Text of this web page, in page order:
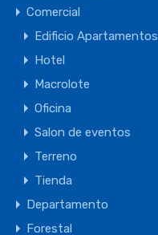
Comercial
Edificio Apartamentos
Hotel
Macrolote
Oficina
Salon de eventos
Terreno
Tienda
Departamento
Forestal